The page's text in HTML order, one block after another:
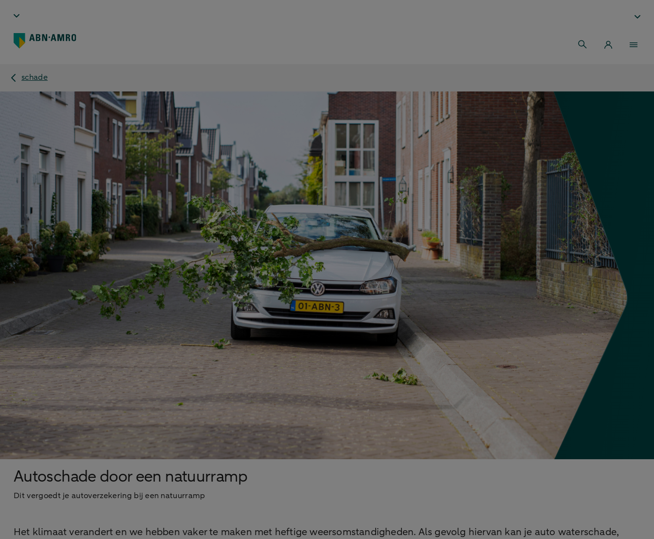
schade
Autoschade door een natuurramp
Dit vergoedt je autoverzekering bij een natuurramp
Het klimaat verandert en we hebben vaker te maken met heftige weersomstandigheden. Als gevolg hiervan kan je auto waterschade,